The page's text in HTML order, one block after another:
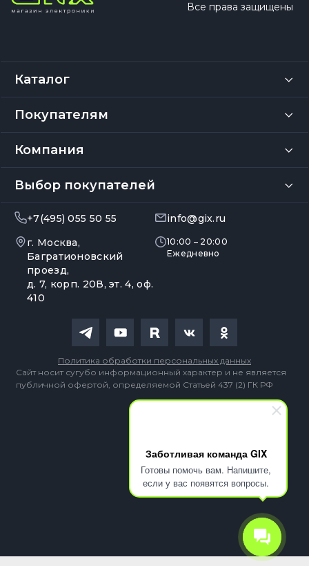
Заботливая команда GIX
Готовы помочь вам. Напишите,
если у вас появятся вопросы.
Все права защищены
Каталог
Покупателям
Компания
Выбор покупателей
+7(495) 055 50 55
info@gix.ru
г. Москва,
Багратионовский
проезд,
д. 7, корп. 20В, эт. 4, оф.
410
10:00 – 20:00
Ежедневно
Сайт носит сугубо информационный характер и не является
публичной офертой, определяемой Статьей 437 (2) ГК РФ
Политика обработки персональных данных